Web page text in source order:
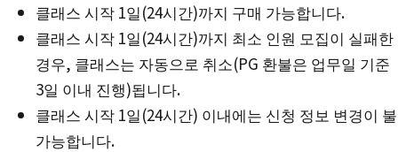
클래스 시작 1일(24시간)까지 구매 가능합니다.
클래스 시작 1일(24시간)까지 최소 인원 모집이 실패한
경우, 클래스는 자동으로 취소(PG 환불은 업무일 기준
3일 이내 진행)됩니다.
클래스 시작 1일(24시간) 이내에는 신청 정보 변경이 불
가능합니다.